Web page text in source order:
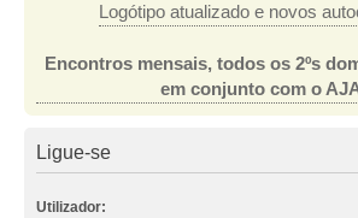
Logótipo atualizado e novos
Encontros mensais, todos os 2ºs
em conjunto com o
Ligue-se
Utilizador: